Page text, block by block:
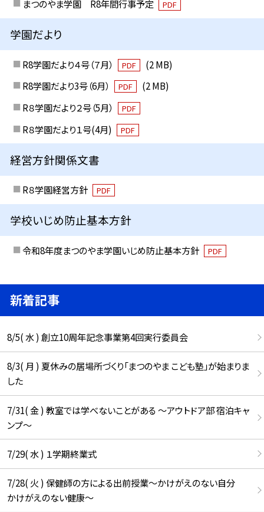
まつのやま学園 R8年間行事予定 PDF
学園だより
R8学園だより４号（７月） PDF
(2 MB)
R8学園だより3号（6月）
PDF
(2 MB)
R８学園だより２号（5月）
PDF
R８学園だより１号(4月) PDF
経営方針関係文書
R８学園経営方針 PDF
学校いじめ防止基本方針
令和8年度まつのやま学園いじめ防止基本方針 PDF
新着記事
8/5( 水 ) 創立10周年記念事業第4回実行委員会
8/3( 月 ) 夏休みの居場所づくり「まつのやま こども塾」が始まりま
した
7/31( 金 ) 教室では学べないことがある ～アウトドア部 宿泊キャ
ンプ～
7/29( 水 ) １学期終業式
7/28( 火 ) 保健師の方による出前授業～かけがえのない自分
かけがえのない健康～